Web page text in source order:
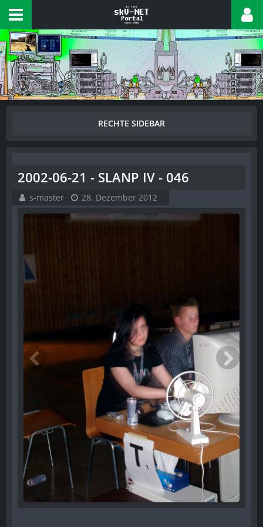
2002-06-21 - SLANP IV - 046
s-master 28. Dezember 2012